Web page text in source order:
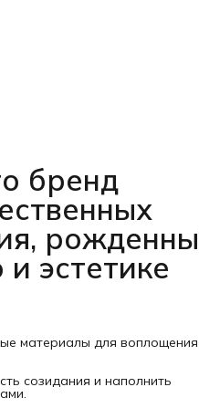
бренд
эстетике
материалы для
созидания и наполнить